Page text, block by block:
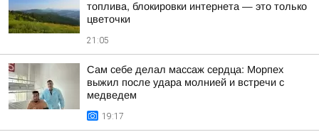
топлива, блокировки интернета — это только
цветочки
21:05
Сам себе делал массаж сердца: Морпех
выжил после удара молнией и встречи с
медведем
19:17